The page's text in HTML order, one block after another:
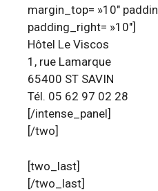
margin_top= »10″
padding_right= »10″]
Hôtel Le Viscos
1, rue Lamarque
65400 ST SAVIN
Tél. 05 62 97 02 28
[/intense_panel]
[/two]
[two_last]
[/two_last]